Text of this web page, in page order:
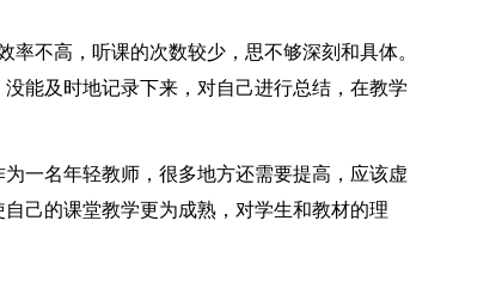
不高，听课的次数较少，思不够深刻和具体。
能及时地记录下来，对自己进行总结，在教学
名年轻教师，很多地方还需要提高，应该虚
己的课堂教学更为成熟，对学生和教材的理